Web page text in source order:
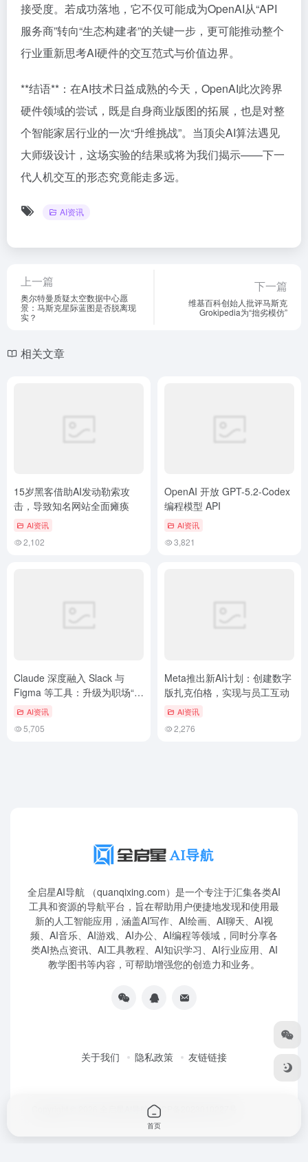
接受度。若成功落地，它不仅可能成为OpenAI从“API
服务商”转向“生态构建者”的关键一步，更可能推动整个
行业重新思考AI硬件的交互范式与价值边界。
**结语**：在AI技术日益成熟的今天，OpenAI此次跨界
硬件领域的尝试，既是自身商业版图的拓展，也是对整
个智能家居行业的一次“升维挑战”。当顶尖AI算法遇见
大师级设计，这场实验的结果或将为我们揭示——下一
代人机交互的形态究竟能走多远。
AI资讯
上一篇
奥尔特曼质疑太空数据中心愿
景：马斯克星际蓝图是否脱离现
实？
下一篇
维基百科创始人批评马斯克
Grokipedia为“拙劣模仿”
相关文章
15岁黑客借助AI发动勒索攻
击，导致知名网站全面瘫痪
AI资讯
2,102
OpenAI 开放 GPT-5.2-Codex
编程模型 API
AI资讯
3,821
Claude 深度融入 Slack 与
Figma 等工具：升级为职场“智
能中枢”
AI资讯
5,705
Meta推出新AI计划：创建数字
版扎克伯格，实现与员工互动
AI资讯
2,276
全启星AI导航 （quanqixing.com）是一个专注于汇集各类AI
工具和资源的导航平台，旨在帮助用户便捷地发现和使用最
新的人工智能应用，涵盖AI写作、AI绘画、AI聊天、AI视
频、AI音乐、AI游戏、AI办公、AI编程等领域，同时分享各
类AI热点资讯、AI工具教程、AI知识学习、AI行业应用、AI
教学图书等内容，可帮助增强您的创造力和业务。
关于我们 隐私政策 友链链接
全启星AI导航鲁ICP备2023010227号
首页